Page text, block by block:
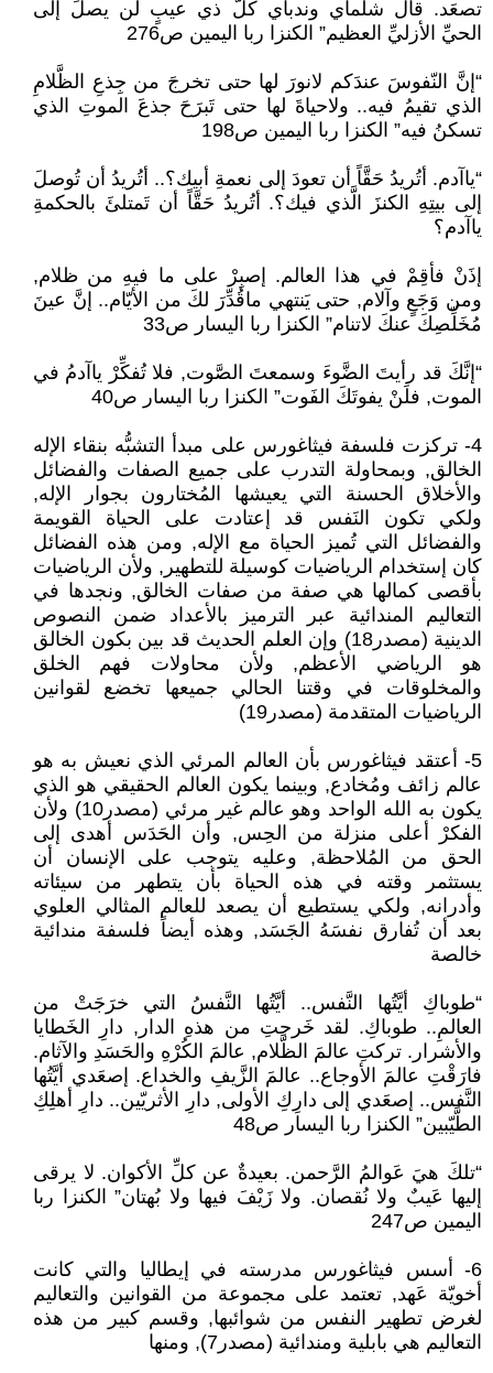
تصعَد. قال شلماي وندباي كلُّ ذي عيبٍ لن يصلَ إلى
الحيِّ الأزليِّ العظيم” الكنزا ربا اليمين ص276
“إنَّ النّفوسَ عندَكم لانورَ لها حتى تخرجَ من جِذعِ الظَّلامِ
الذي تقيمُ فيه.. ولاحياةَ لها حتى تَبرَحَ جذعَ الموتِ الذي
تسكنُ فيه” الكنزا ربا اليمين ص198
“ياآدم. أتُريدُ حَقَّاً أن تعودَ إلى نعمةِ أبيك؟.. أتُريدُ أن تُوصلَ
إلى بيتِهِ الكنزَ الَّذي فيك؟. أتُريدُ حَقَّاً أن تَمتلئَ بالحكمةِ
ياآدم؟
إذَنْ فأقِمْ في هذا العالم. إصبِرْ على ما فيهِ من ظلام,
ومن وَجَعٍ وآلام, حتى يَنتهي ماقُدِّرَ لكَ من الأيّام.. إنَّ عينَ
مُخَلِّصِكَ عنكَ لاتنام” الكنزا ربا اليسار ص33
“إنَّكَ قد رأيتَ الضَّوءَ وسمعتَ الصَّوت, فلا تُفكِّرْ ياآدمُ في
الموت, فلَنْ يفوتَكَ الفَوت” الكنزا ربا اليسار ص40
4- تركزت فلسفة فيثاغورس على مبدأ التشبُّه بنقاء الإله
الخالق, وبمحاولة التدرب على جميع الصفات والفضائل
والأخلاق الحسنة التي يعيشها المُختارون بجوار الإله,
ولكي تكون النَفس قد إعتادت على الحياة القويمة
والفضائل التي تُميز الحياة مع الإله, ومن هذه الفضائل
كان إستخدام الرياضيات كوسيلة للتطهير, ولأن الرياضيات
بأقصى كمالها هي صفة من صفات الخالق, ونجدها في
التعاليم المندائية عبر الترميز بالأعداد ضمن النصوص
الدينية (مصدر18) وإن العلم الحديث قد بين بكون الخالق
هو الرياضي الأعظم, ولأن محاولات فهم الخلق
والمخلوقات في وقتنا الحالي جميعها تخضع لقوانين
الرياضيات المتقدمة (مصدر19)
5- أعتقد فيثاغورس بأن العالم المرئي الذي نعيش به هو
عالم زائف ومُخادع, وبينما يكون العالم الحقيقي هو الذي
يكون به الله الواحد وهو عالم غير مرئي (مصدر10) ولأن
الفكرْ أعلى منزلة من الحِس, وأن الحَدَس أهدى إلى
الحق من المُلاحظة, وعليه يتوجب على الإنسان أن
يستثمر وقته في هذه الحياة بأن يتطهر من سيئاته
وأدرانه, ولكي يستطيع أن يصعد للعالم المثالي العلوي
بعد أن تُفارق نفسَهُ الجَسَد, وهذه أيضاً فلسفة مندائية
خالصة
“طوباكِ أيَّتُها النَّفس.. أيَّتُها النَّفسُ التي خرَجَتْ من
العالمِ.. طوباكِ. لقد خَرجتِ من هذهِ الدار, دارِ الخَطايا
والأشرار. تركتِ عالمَ الظَّلام, عالمَ الكُرْهِ والحَسَدِ والآثام.
فارَقْتِ عالمَ الأوجاع.. عالمَ الزَّيفِ والخداع. إصعَدي أيَّتُها
النَّفس.. إصعَدي إلى دارِكِ الأولى, دارِ الأثريّين.. دارِ أهلِكِ
الطَّيّبين” الكنزا ربا اليسار ص48
“تلكَ هيَ عَوالمُ الرَّحمن. بعيدةٌ عن كلِّ الأكوان. لا يرقى
إليها عَيبٌ ولا نُقصان. ولا زَيْفَ فيها ولا بُهتان” الكنزا ربا
اليمين ص247
6- أسس فيثاغورس مدرسته في إيطاليا والتي كانت
أخويّة عَهد, تعتمد على مجموعة من القوانين والتعاليم
لغرض تطهير النفس من شوائبها, وقسم كبير من هذه
التعاليم هي بابلية ومندائية (مصدر7), ومنها